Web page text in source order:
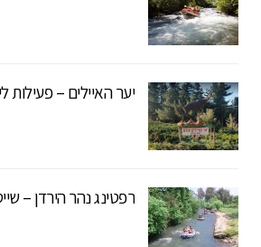
יער האיילים – פעילות
רפטינג נהר הירדן –